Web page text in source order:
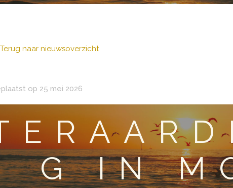
naar nieuwsoverzicht
op 25 mei 2026
G IN